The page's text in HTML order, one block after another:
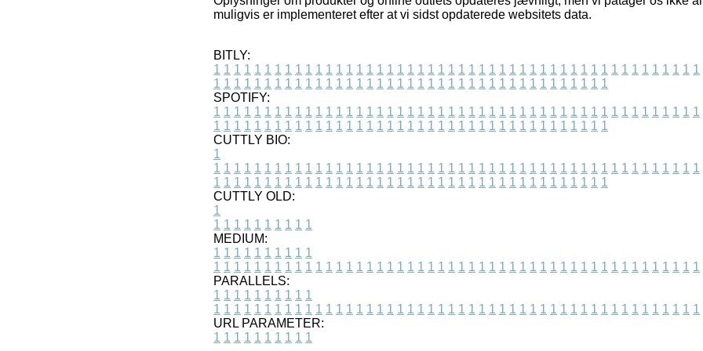
muligvis er implementeret efter at vi sidst opdaterede websitets data.
BITLY:
1 1 1 1 1 1 1 1 1 1 1 1 1 1 1 1 1 1 1 1 1 1 1 1 1 1 1 1 1 1 1 1 1 1 1 1 1 1 1 1 1 1 1 1 1 1 1 1
1 1 1 1 1 1 1 1 1 1 1 1 1 1 1 1 1 1 1 1 1 1 1 1 1 1 1 1 1 1 1 1 1 1 1 1 1 1 1
SPOTIFY:
1 1 1 1 1 1 1 1 1 1 1 1 1 1 1 1 1 1 1 1 1 1 1 1 1 1 1 1 1 1 1 1 1 1 1 1 1 1 1 1 1 1 1 1 1 1 1 1
1 1 1 1 1 1 1 1 1 1 1 1 1 1 1 1 1 1 1 1 1 1 1 1 1 1 1 1 1 1 1 1 1 1 1 1 1 1 1
CUTTLY BIO:
1
1 1 1 1 1 1 1 1 1 1 1 1 1 1 1 1 1 1 1 1 1 1 1 1 1 1 1 1 1 1 1 1 1 1 1 1 1 1 1 1 1 1 1 1 1 1 1 1
1 1 1 1 1 1 1 1 1 1 1 1 1 1 1 1 1 1 1 1 1 1 1 1 1 1 1 1 1 1 1 1 1 1 1 1 1 1 1
CUTTLY OLD:
1
1 1 1 1 1 1 1 1 1 1
MEDIUM:
1 1 1 1 1 1 1 1 1 1
1 1 1 1 1 1 1 1 1 1 1 1 1 1 1 1 1 1 1 1 1 1 1 1 1 1 1 1 1 1 1 1 1 1 1 1 1 1 1 1 1 1 1 1 1 1 1 1
PARALLELS:
1 1 1 1 1 1 1 1 1 1
1 1 1 1 1 1 1 1 1 1 1 1 1 1 1 1 1 1 1 1 1 1 1 1 1 1 1 1 1 1 1 1 1 1 1 1 1 1 1 1 1 1 1 1 1 1 1 1
URL PARAMETER:
1 1 1 1 1 1 1 1 1 1